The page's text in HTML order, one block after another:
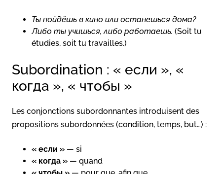
Ты пойдёшь в кино или останешься дома?
Либо ты учишься, либо работаешь. (Soit tu
étudies, soit tu travailles.)
Subordination : « если », «
когда », « чтобы »
Les conjonctions subordonnantes introduisent des
propositions subordonnées (condition, temps, but…) :
« если » — si
« когда » — quand